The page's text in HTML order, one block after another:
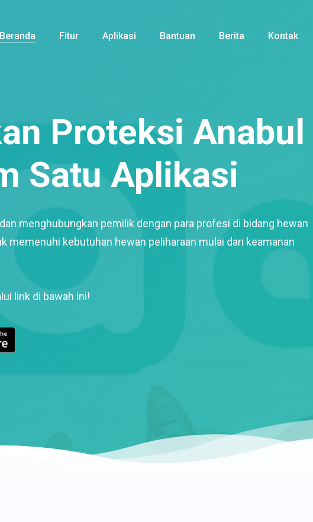
Beranda Fitur Aplikasi Bantuan Berita Kontak
Proteksi Anabul
Satu Aplikasi
menghubungkan pemilik dengan para profesi di bidang hewan
memenuhi kebutuhan hewan peliharaan mulai dari keamanan
link di bawah ini!